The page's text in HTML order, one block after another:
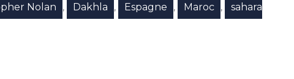
Nolan , Dakhla , Espagne , Maroc ,
sahara